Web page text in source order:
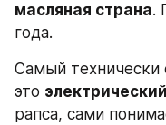
масляная страна.
года.
Самый технически
это
рапса, сами